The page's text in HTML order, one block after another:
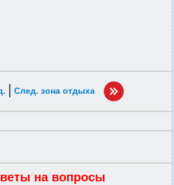
| След. зона отдыха
на вопросы